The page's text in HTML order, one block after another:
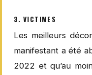
3. VICTIMES
Les meilleurs
manifestant a été
2022 et qu’au